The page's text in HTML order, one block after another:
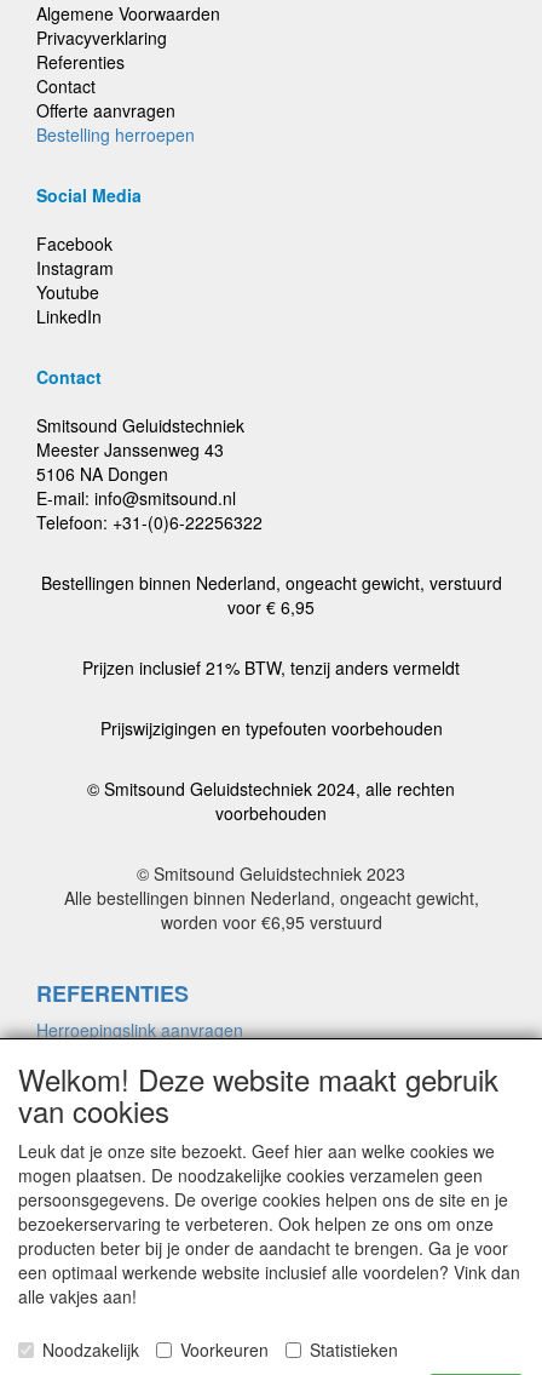
Algemene Voorwaarden
Privacyverklaring
Referenties
Contact
Offerte aanvragen
Bestelling herroepen
Social Media
Facebook
Instagram
Youtube
LinkedIn
Contact
Smitsound Geluidstechniek
Meester Janssenweg 43
5106 NA Dongen
E-mail: info@smitsound.nl
Telefoon: +31-(0)6-22256322
Bestellingen binnen Nederland, ongeacht gewicht, verstuurd
voor € 6,95
Prijzen inclusief 21% BTW, tenzij anders vermeldt
Prijswijzigingen en typefouten voorbehouden
© Smitsound Geluidstechniek 2024, alle rechten
voorbehouden
© Smitsound Geluidstechniek 2023
Alle bestellingen binnen Nederland, ongeacht gewicht,
worden voor €6,95 verstuurd
REFERENTIES
Herroepingslink aanvragen
ALGEMENE VOORWAARDEN
Herroepingslink aanvragen
PRIVACYVERKLARING
Herroepingslink aanvragen
CONTACT
Welkom! Deze website maakt gebruik
van cookies
Leuk dat je onze site bezoekt. Geef hier aan welke cookies we
mogen plaatsen. De noodzakelijke cookies verzamelen geen
persoonsgegevens. De overige cookies helpen ons de site en je
bezoekerservaring te verbeteren. Ook helpen ze ons om onze
producten beter bij je onder de aandacht te brengen. Ga je voor
een optimaal werkende website inclusief alle voordelen? Vink dan
alle vakjes aan!
Noodzakelijk Voorkeuren
Statistieken